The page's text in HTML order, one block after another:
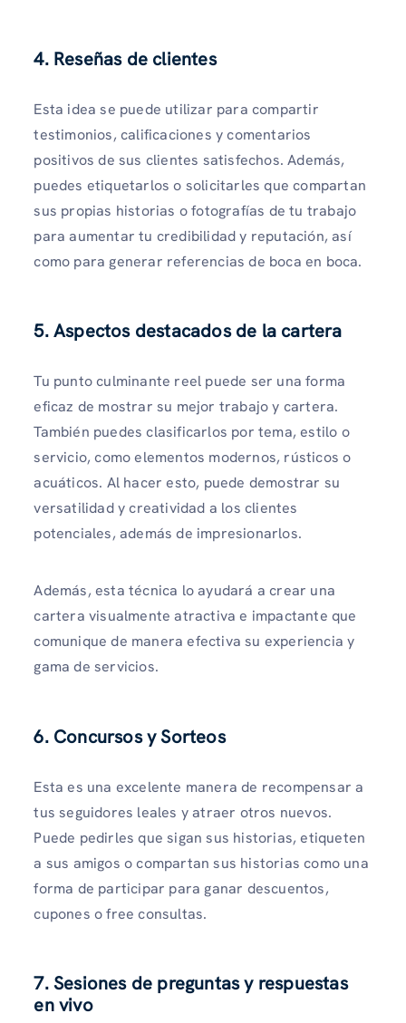
4. Reseñas de clientes
Esta idea se puede utilizar para compartir
testimonios, calificaciones y comentarios
positivos de sus clientes satisfechos. Además,
puedes etiquetarlos o solicitarles que compartan
sus propias historias o fotografías de tu trabajo
para aumentar tu credibilidad y reputación, así
como para generar referencias de boca en boca.
5. Aspectos destacados de la cartera
Tu punto culminante reel puede ser una forma
eficaz de mostrar su mejor trabajo y cartera.
También puedes clasificarlos por tema, estilo o
servicio, como elementos modernos, rústicos o
acuáticos. Al hacer esto, puede demostrar su
versatilidad y creatividad a los clientes
potenciales, además de impresionarlos.
Además, esta técnica lo ayudará a crear una
cartera visualmente atractiva e impactante que
comunique de manera efectiva su experiencia y
gama de servicios.
6. Concursos y Sorteos
Esta es una excelente manera de recompensar a
tus seguidores leales y atraer otros nuevos.
Puede pedirles que sigan sus historias, etiqueten
a sus amigos o compartan sus historias como una
forma de participar para ganar descuentos,
cupones o free consultas.
7. Sesiones de preguntas y respuestas
en vivo